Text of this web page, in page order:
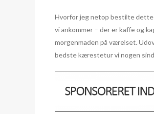
Hvorfor jeg netop bestilte dette
vi ankommer – der er kaffe og
morgenmaden på værelset.
bedste kærestetur vi nogen